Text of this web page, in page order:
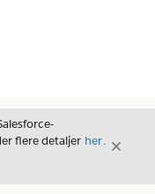
flere detaljer her.
Luk